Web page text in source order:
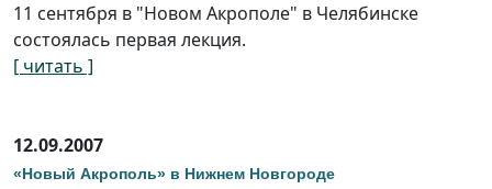
11 сентября в "Новом Акрополе" в Челябинске
состоялась первая лекция.
[ читать ]
12.09.2007
«Новый Акрополь» в Нижнем Новгороде